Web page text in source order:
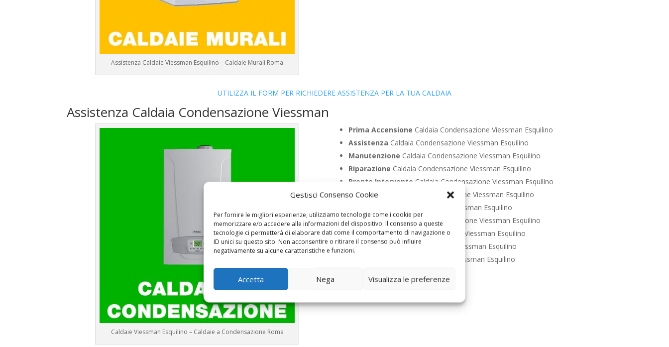
Gestisci Consenso Cookie
Per fornire le migliori esperienze, utilizziamo tecnologie come i cookie per
memorizzare e/o accedere alle informazioni del dispositivo. Il consenso a queste
tecnologie ci permetterà di elaborare dati come il comportamento di navigazione o
ID unici su questo sito. Non acconsentire o ritirare il consenso può influire
negativamente su alcune caratteristiche e funzioni.
Accetta Nega Visualizza le preferenze
Assistenza Caldaie Viessman Esquilino – Caldaie Murali Roma
UTILIZZA IL FORM PER RICHIEDERE ASSISTENZA PER LA TUA CALDAIA
Assistenza Caldaia Condensazione Viessman
Caldaie Viessman Esquilino – Caldaie a Condensazione Roma
Prima Accensione Caldaia Condensazione Viessman Esquilino
Assistenza Caldaia Condensazione Viessman Esquilino
Manutenzione Caldaia Condensazione Viessman Esquilino
Riparazione Caldaia Condensazione Viessman Esquilino
Pronto Intervento Caldaia Condensazione Viessman Esquilino
Sostituzione
Caldaia Condensazione Viessman Esquilino
Caldaia Condensazione Viessman Esquilino
Controllo FumiCaldaia Condensazione Viessman Esquilino
Bollino BluCaldaia Condensazione Viessman Esquilino
VenditaCaldaia Condensazione Viessman Esquilino
Caldaia Condensazione Viessman Esquilino